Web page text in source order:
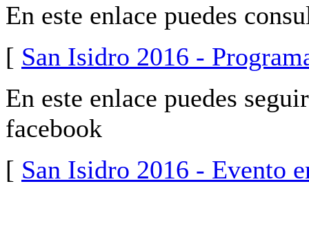
En este enlace puedes
[ San Isidro 2016 -
En este enlace puedes
facebook
[ San Isidro 2016 - Evento